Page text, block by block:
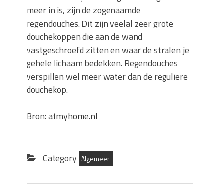
meer in is, zijn de zogenaamde
regendouches. Dit zijn veelal zeer grote
douchekoppen die aan de wand
vastgeschroefd zitten en waar de stralen je
gehele lichaam bedekken. Regendouches
verspillen wel meer water dan de reguliere
douchekop.
Bron:atmyhome.nl
Category Algemeen